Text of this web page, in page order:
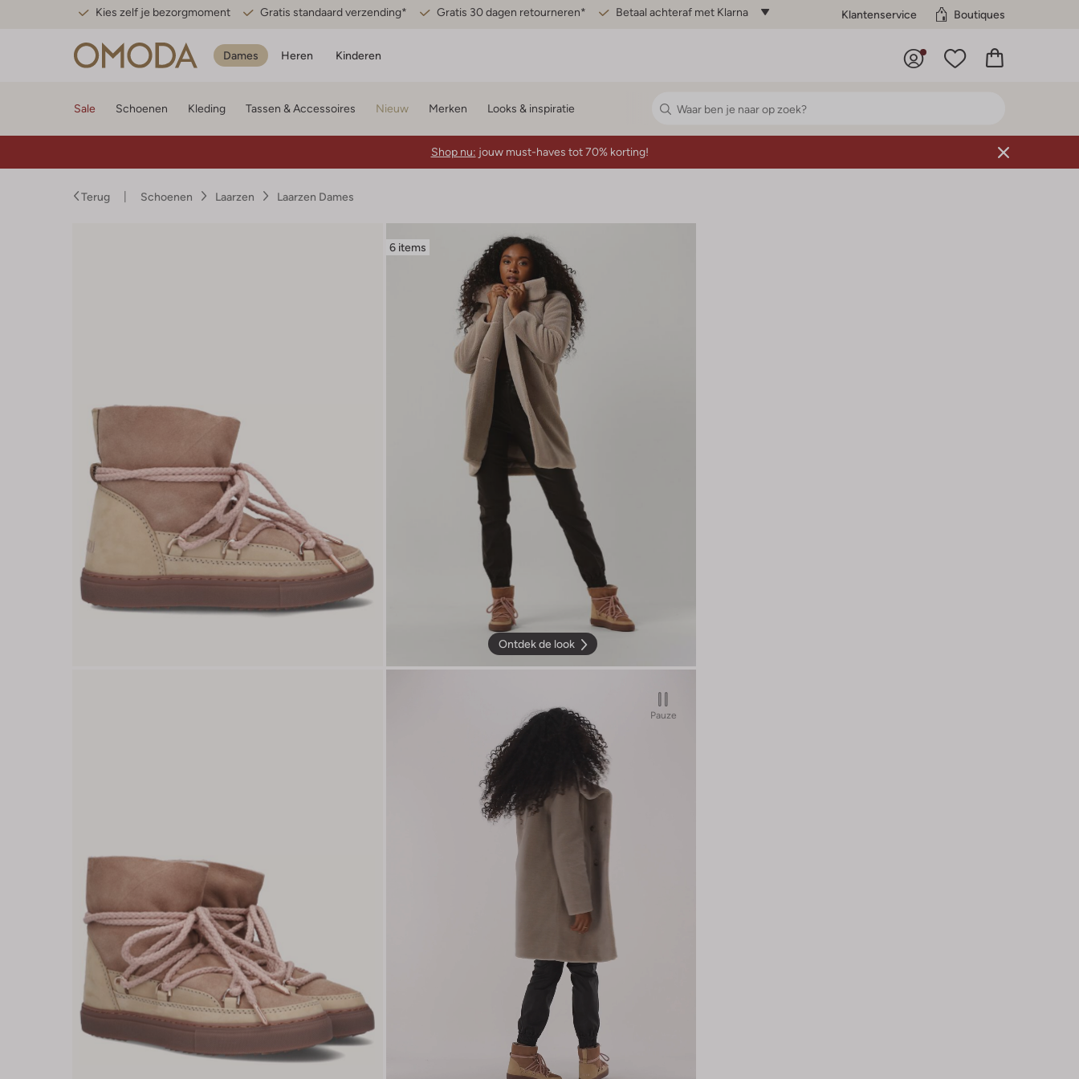
Kies zelf je bezorgmoment Gratis standaard verzending* Gratis 30 dagen retourneren* Betaal achteraf met Klarna Klantenservice Boutiques
Dames Heren Kinderen
Sale Schoenen Kleding Tassen & Accessoires Nieuw Merken Looks & inspiratie
Shop nu: jouw must-haves tot 70% korting!
Terug Schoenen Laarzen Laarzen Dames
6 items
Ontdek de look
Pauze